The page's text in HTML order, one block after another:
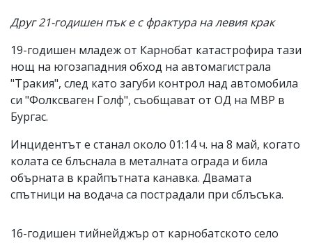
Ако
обиден
за
вас
коментар,
моля
сигнализирайте
ни!
Друг 21-годишен пък е с фрактура на левия крак
19-годишен младеж от Карнобат катастрофира тази
нощ на югозападния обход на автомагистрала
"Тракия", след като загуби контрол над автомобила
си "Фолксваген Голф", съобщават от ОД на МВР в
Бургас.
Инцидентът е станал около 01:14 ч. на 8 май, когато
колата се блъснала в металната ограда и била
обърната в крайпътната канавка. Двамата
спътници на водача са пострадали при сблъсъка.
16-годишен тийнейджър от карнобатското село